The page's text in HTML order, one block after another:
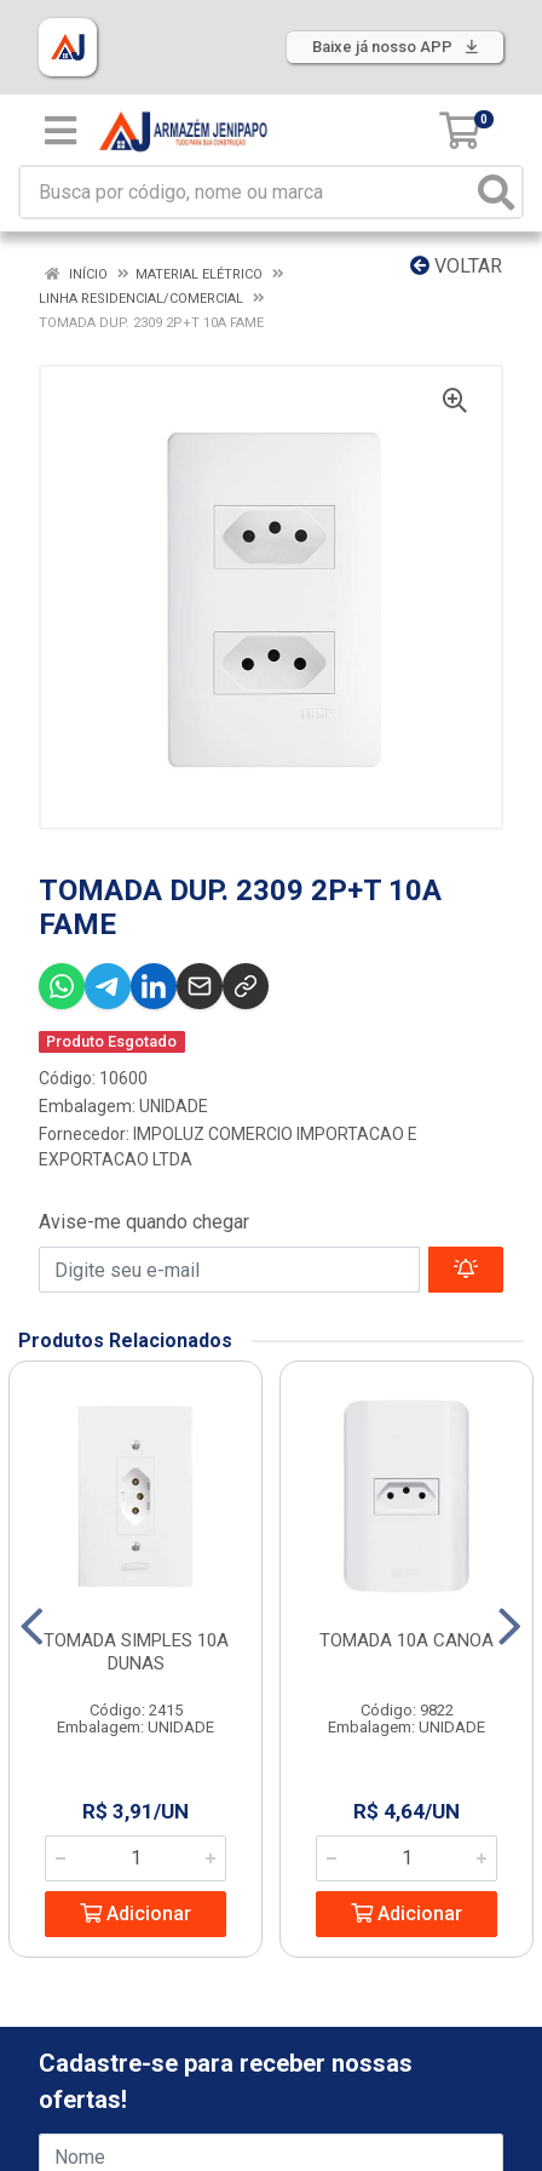
Baixe já nosso APP
0
VOLTAR
INÍCIO
MATERIAL ELÉTRICO
LINHA RESIDENCIAL/COMERCIAL
TOMADA DUP. 2309 2P+T 10A FAME
TOMADA DUP. 2309 2P+T 10A
FAME
Produto Esgotado
Código: 10600
Embalagem: UNIDADE
Fornecedor: IMPOLUZ COMERCIO IMPORTACAO E
EXPORTACAO LTDA
Avise-me quando chegar
Produtos Relacionados
TOMADA SIMPLES 10A
DUNAS
Código: 2415
Embalagem: UNIDADE
R$ 3,91/UN
Adicionar
TOMADA 10A CANOA
Código: 9822
Embalagem: UNIDADE
R$ 4,64/UN
Adicionar
Cadastre-se para receber nossas
ofertas!